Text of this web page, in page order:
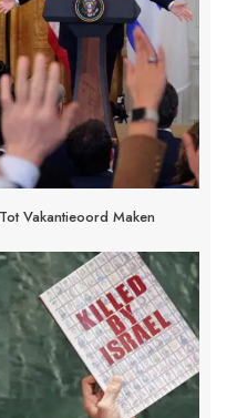
Vakantieoord Maken